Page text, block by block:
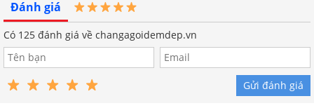
Đánh giá
Có 125 đánh giá về changagoidemdep.vn
Gửi đánh giá